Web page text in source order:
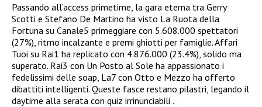
Passando all’access primetime, la gara eterna tra Gerry
Scotti e Stefano De Martino ha visto La Ruota della
Fortuna su Canale5 primeggiare con 5.608.000 spettatori
(27%), ritmo incalzante e premi ghiotti per famiglie. Affari
Tuoi su Rai1 ha replicato con 4.876.000 (23.4%), solido ma
superato. Rai3 con Un Posto al Sole ha appassionato i
fedelissimi delle soap, La7 con Otto e Mezzo ha offerto
dibattiti intelligenti. Queste fasce restano pilastri, legando il
daytime alla serata con quiz irrinunciabili .